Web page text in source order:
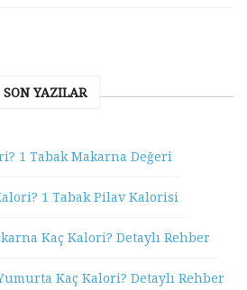
SON YAZILAR
1 Tabak Makarna Değeri
1 Tabak Pilav Kalorisi
Kaç Kalori? Detaylı Rehber
Kaç Kalori? Detaylı Rehber